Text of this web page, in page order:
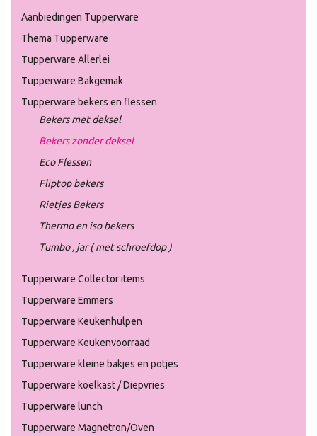
Aanbiedingen Tupperware
Thema Tupperware
Tupperware Allerlei
Tupperware Bakgemak
Tupperware bekers en flessen
Bekers met deksel
Bekers zonder deksel
Eco Flessen
Fliptop bekers
Rietjes Bekers
Thermo en iso bekers
Tumbo , jar ( met schroefdop )
Tupperware Collector items
Tupperware Emmers
Tupperware Keukenhulpen
Tupperware Keukenvoorraad
Tupperware kleine bakjes en potjes
Tupperware koelkast / Diepvries
Tupperware lunch
Tupperware Magnetron/Oven